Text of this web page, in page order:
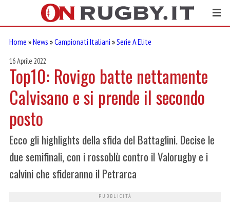
Home »News »Campionati Italiani »Serie A Elite
16 Aprile 2022
Top10: Rovigo batte nettamente
Calvisano e si prende il secondo
posto
Ecco gli highlights della sfida del Battaglini. Decise le
due semifinali, con i rossoblù contro il Valorugby e i
calvini che sfideranno il Petrarca